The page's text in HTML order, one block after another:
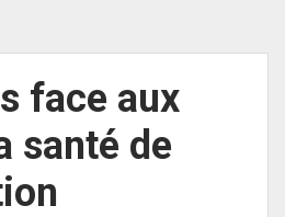
face aux
santé de